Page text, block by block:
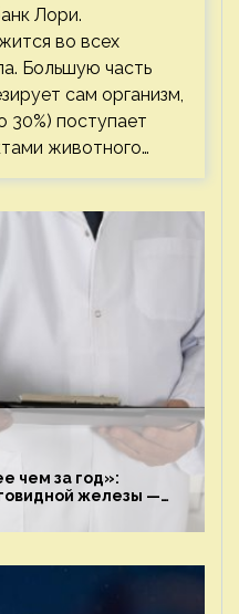
Лори.
во всех
Большую часть
сам организм,
30%) поступает
животного…
чем за год»:
железы —
ECOportal